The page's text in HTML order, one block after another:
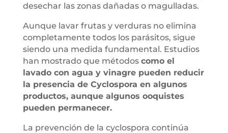
desechar las zonas dañadas o magulladas.
Aunque lavar frutas y verduras no elimina
completamente todos los parásitos, sigue
siendo una medida fundamental. Estudios
han mostrado que métodos como el
lavado con agua y vinagre pueden reducir
la presencia de Cyclospora en algunos
productos, aunque algunos ooquistes
pueden permanecer.
La prevención de la cyclospora continúa